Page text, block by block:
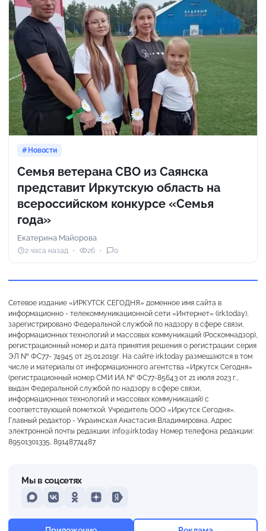
Преимущественно ясно
Новости
Семья ветерана СВО из Саянска
представит Иркутскую область на
всероссийском конкурсе «Семья
года»
Екатерина Майорова
2 часа назад 26 0
Сетевое издание «ИРКУТСК СЕГОДНЯ» доменное имя сайта в
информационно - телекоммуникационной сети «Интернет» (irk.today),
зарегистрировано Федеральной службой по надзору в сфере связи,
информационных технологий и массовых коммуникаций (Роскомнадзор),
регистрационный номер и дата принятия решения о регистрации: серия
ЭЛ № ФС77- 74945 от 25.01.2019г. На сайте irk.today размещаются в том
числе и материалы от информационного агентства «Иркутск Сегодня»
(регистрационный номер СМИ ИА № ФС77-85643 от 21 июля 2023 г.,
выдан Федеральной службой по надзору в сфере связи,
информационных технологий и массовых коммуникаций) с
соответствующей пометкой. Учредитель ООО «Иркутск Сегодня».
Главный редактор - Украинская Анастасия Владимировна. Адрес
электронной почты редакции: info@irk.today Номер телефона редакции:
89501301335, 89148774487
Мы в соцсетях
MAXVKontakteOdnoklassniki
DzenYandex